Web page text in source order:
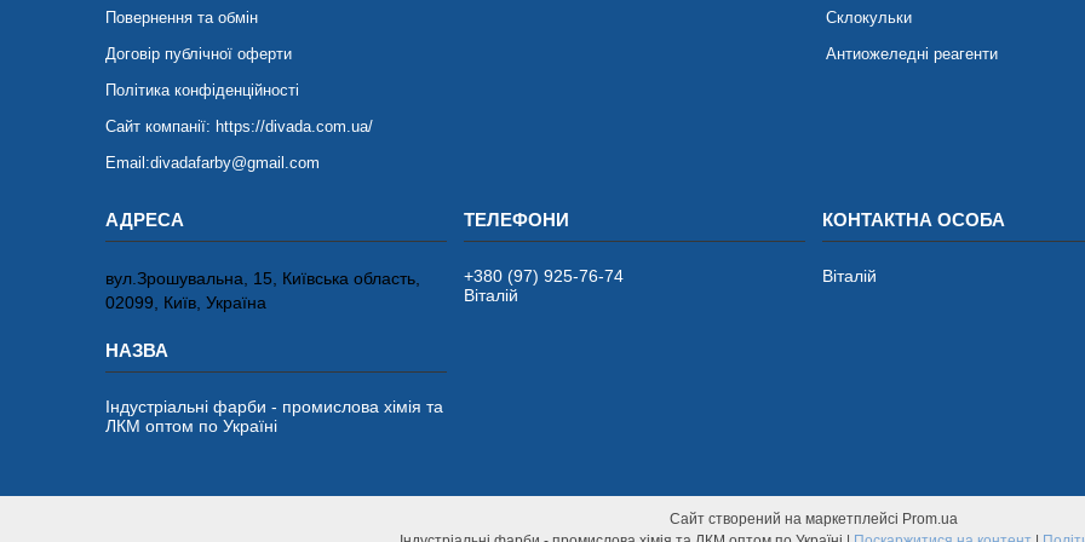
Повернення та обмін
Договір публічної оферти
Політика конфіденційності
Сайт компанії: https://divada.com.ua/
Email:divadafarby@gmail.com
Склокульки
Антиожеледні реагенти
вул.Зрошувальна, 15, Київська область,
02099, Київ, Україна
Індустріальні фарби - промислова хімія та
ЛКМ оптом по Україні
+380 (97) 925-76-74
Віталій
Віталій
Сайт створений на маркетплейсі Prom.ua